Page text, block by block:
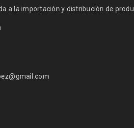
a la importación y distribución de